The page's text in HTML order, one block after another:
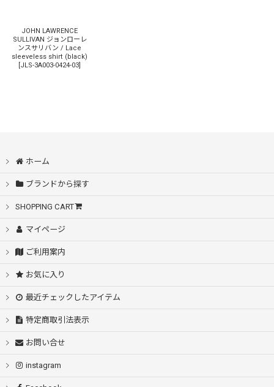
JOHN LAWRENCE
SULLIVAN ジョンローレ
ンスサリバン / Lace
sleeveless shirt (black)
[JLS-3A003-0424-03]
ホーム
ブランドから探す
SHOPPING CART
マイページ
ご利用案内
お気に入り
最近チェックしたアイテム
特定商取引法表示
お問い合せ
instagram